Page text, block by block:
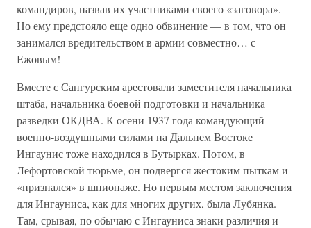
командиров, назвав их участниками своего «заговора».
Но ему предстояло еще одно обвинение — в том, что он
занимался вредительством в армии совместно… с
Ежовым!
Вместе с Сангурским арестовали заместителя начальника
штаба, начальника боевой подготовки и начальника
разведки ОКДВА. К осени 1937 года командующий
военно-воздушными силами на Дальнем Востоке
Ингаунис тоже находился в Бутырках. Потом, в
Лефортовской тюрьме, он подвергся жестоким пыткам и
«признался» в шпионаже. Но первым местом заключения
для Ингауниса, как для многих других, была Лубянка.
Там, срывая, по обычаю с Ингауниса знаки различия и